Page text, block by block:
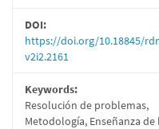
DOI:
https://doi.org/10.18845/
v2i2.2161
Keywords:
Resolución de problemas,
Metodología, Enseñanza de